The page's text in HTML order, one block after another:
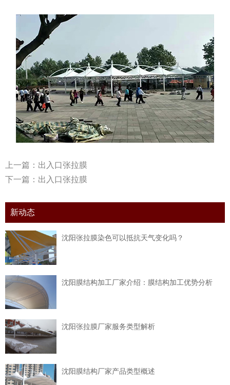
上一篇： 出入口张拉膜
下一篇： 出入口张拉膜
新动态
沈阳张拉膜染色可以抵抗天气变化吗？
沈阳膜结构加工厂家介绍：膜结构加工优势分析
沈阳张拉膜厂家服务类型解析
沈阳膜结构厂家产品类型概述